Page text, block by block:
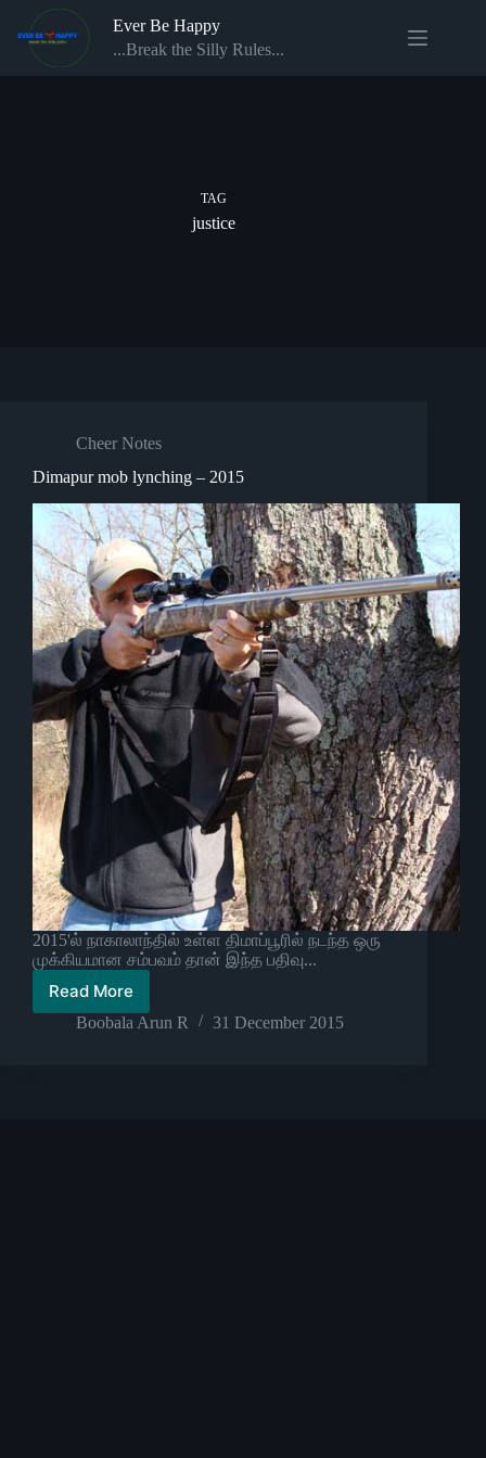
content
Ever Be Happy
...Break the Silly Rules...
TAG
justice
Cheer Notes
Dimapur mob lynching – 2015
2015'ல் நாகாலாந்தில் உள்ள திமாப்பூரில் நடந்த ஒரு
முக்கியமான சம்பவம் தான் இந்த பதிவு...
Read More
Dimapur
mob
Boobala Arun R 31 December 2015